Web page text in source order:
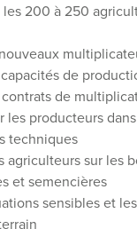
200 à 250
de
de
les producteurs
techniques
agriculteurs sur les
et semencières
sensibles et